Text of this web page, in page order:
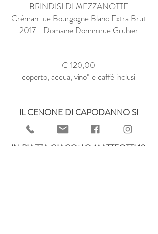
BRINDISI DI MEZZANOTTE
Crémant de Bourgogne Blanc Extra Brut
2017 - Domaine Dominique Gruhier
€ 120,00
coperto, acqua, vino* e caffè inclusi
IL CENONE DI CAPODANNO SI
TERRÀ PRESSO IL LOCALE
"BARRIER"
IN PIAZZA GIACOMO MATTEOTTI 10